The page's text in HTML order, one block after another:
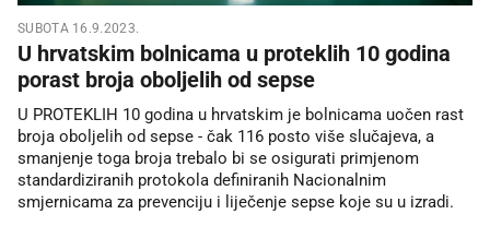
SUBOTA 16.9.2023.
U hrvatskim bolnicama u proteklih 10 godina
porast broja oboljelih od sepse
U PROTEKLIH 10 godina u hrvatskim je bolnicama uočen rast
broja oboljelih od sepse - čak 116 posto više slučajeva, a
smanjenje toga broja trebalo bi se osigurati primjenom
standardiziranih protokola definiranih Nacionalnim
smjernicama za prevenciju i liječenje sepse koje su u izradi.